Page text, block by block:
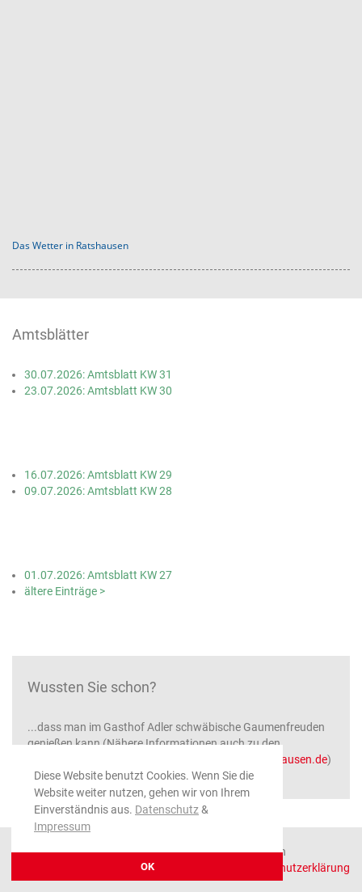
Diese Website benutzt Cookies. Wenn Sie die
Website weiter nutzen, gehen wir von Ihrem
Einverständnis aus. Datenschutz&
Impressum
OK
Das Wetter in Ratshausen
Amtsblätter
30.07.2026: Amtsblatt KW 31
23.07.2026: Amtsblatt KW 30
16.07.2026: Amtsblatt KW 29
09.07.2026: Amtsblatt KW 28
01.07.2026: Amtsblatt KW 27
ältere Einträge >
Wussten Sie schon?
...dass man im Gasthof Adler schwäbische Gaumenfreuden
genießen kann (Nähere Informationen auch zu den
www.adler-ratshausen.de)
© 2026 Gemeinde Ratshausen, alle Rechte vorbehalten
Datenschutzerklärung